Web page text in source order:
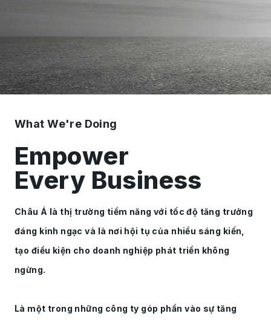
What We're Doing
Empower
Every Business
Châu Á là thị trường tiềm năng với tốc độ tăng trưởng
đáng kinh ngạc và là nơi hội tụ của nhiều sáng kiến,
tạo điều kiện cho doanh nghiệp phát triển không
ngừng.
Là một trong những công ty góp phần vào sự tăng